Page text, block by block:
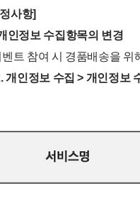
사항]
인정보 수집항목의 변경
벤트 참여 시 경품배송을 위
개인정보 수집 > 개인정보